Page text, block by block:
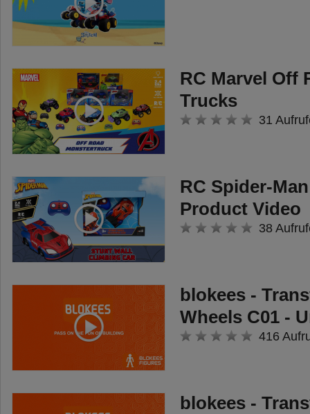
RC Marvel Off
Trucks
31
RC Spider-
Product Video
38
blokees -
Wheels C01 -
416
blokees -